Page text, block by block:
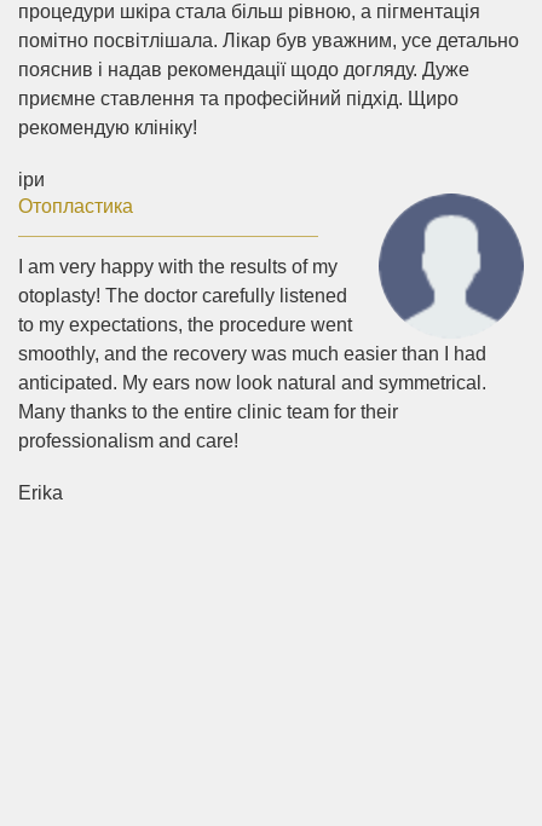
процедури шкіра стала більш рівною, а пігментація
помітно посвітлішала. Лікар був уважним, усе детально
пояснив і надав рекомендації щодо догляду. Дуже
приємне ставлення та професійний підхід. Щиро
рекомендую клініку!
іри
Отопластика
I am very happy with the results of my
otoplasty! The doctor carefully listened
to my expectations, the procedure went
smoothly, and the recovery was much easier than I had
anticipated. My ears now look natural and symmetrical.
Many thanks to the entire clinic team for their
professionalism and care!
Erika